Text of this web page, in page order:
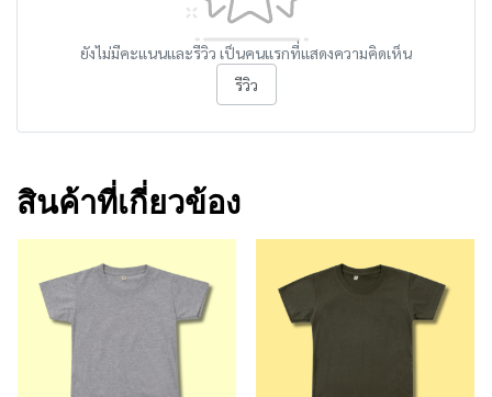
ยังไม่มีคะแนนและรีวิว เป็นคนแรกที่แสดงความคิดเห็น
รีวิว
สินค้าที่เกี่ยวข้อง